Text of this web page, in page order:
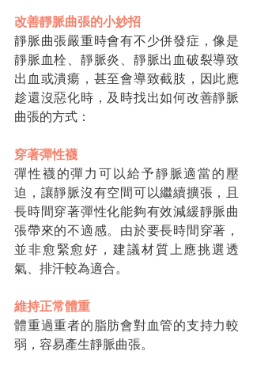
改善靜脈曲張的小妙招
靜脈曲張嚴重時會有不少併發症，像是
靜脈血栓、靜脈炎、靜脈出血破裂導致
出血或潰瘍，甚至會導致截肢，因此應
趁還沒惡化時，及時找出如何改善靜脈
曲張的方式：
穿著彈性襪
彈性襪的彈力可以給予靜脈適當的壓
迫，讓靜脈沒有空間可以繼續擴張，且
長時間穿著彈性化能夠有效減緩靜脈曲
張帶來的不適感。由於要長時間穿著，
並非愈緊愈好，建議材質上應挑選透
氣、排汗較為適合。
維持正常體重
體重過重者的脂肪會對血管的支持力較
弱，容易產生靜脈曲張。